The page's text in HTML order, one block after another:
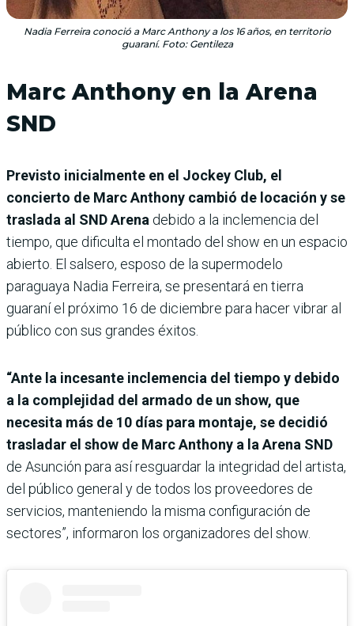
Nadia Ferreira conoció a Marc Anthony a los 16 años, en territorio
guaraní. Foto: Gentileza
Marc Anthony en la Arena
SND
Previsto inicialmente en el Jockey Club, el
concierto de Marc Anthony cambió de locación y se
traslada al SND Arena debido a la inclemencia del
tiempo, que dificulta el montado del show en un espacio
abierto. El salsero, esposo de la supermodelo
paraguaya Nadia Ferreira, se presentará en tierra
guaraní el próximo 16 de diciembre para hacer vibrar al
público con sus grandes éxitos.
“Ante la incesante inclemencia del tiempo y debido
a la complejidad del armado de un show, que
necesita más de 10 días para montaje, se decidió
trasladar el show de Marc Anthony a la Arena SND
de Asunción para así resguardar la integridad del artista,
del público general y de todos los proveedores de
servicios, manteniendo la misma configuración de
sectores”, informaron los organizadores del show.